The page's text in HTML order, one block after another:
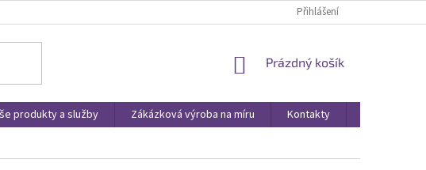
Přihlášení
NÁKUPNÍ
Prázdný košík
produkty a služby Zákázková výroba na míru Kontakty